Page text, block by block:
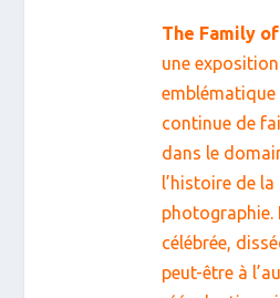
The Family
une
emblématique
continue de
dans le
l’histoire de la
photographie.
célébrée,
peut-être à